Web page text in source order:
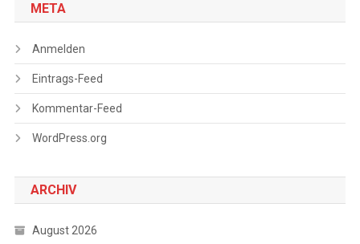
META
Anmelden
Eintrags-Feed
Kommentar-Feed
WordPress.org
ARCHIV
August 2026